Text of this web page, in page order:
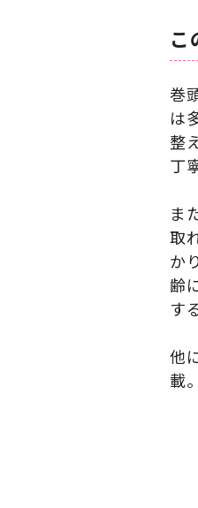
こ
巻
は
整
丁
ま
取
か
齢
す
他
載